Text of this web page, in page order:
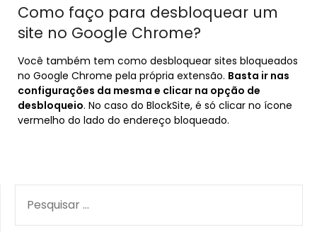
Como faço para desbloquear um
site no Google Chrome?
Você também tem como desbloquear sites bloqueados
no Google Chrome pela própria extensão. Basta ir nas
configurações da mesma e clicar na opção de
desbloqueio. No caso do BlockSite, é só clicar no ícone
vermelho do lado do endereço bloqueado.
POR: